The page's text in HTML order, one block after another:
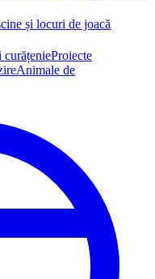
și locuri de joacă
curățenieProiecte
Animale de